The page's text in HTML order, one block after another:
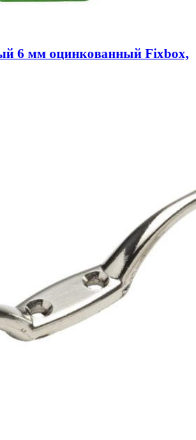
6 мм оцинкованный Fixbox,